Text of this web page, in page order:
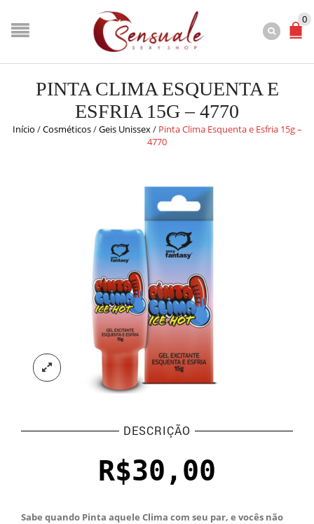
0
PINTA CLIMA ESQUENTA E
ESFRIA 15G – 4770
Início /Cosméticos/Geis Unissex/ Pinta Clima Esquenta e Esfria 15g –
4770
DESCRIÇÃO
R$30,00
Sabe quando Pinta aquele Clima com seu par, e vocês não